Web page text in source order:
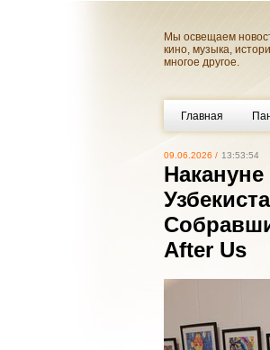
Мы освещаем
кино, музыка,
многое другое.
Главная
09.06.2026 / 13:53:54
Накануне
After Us